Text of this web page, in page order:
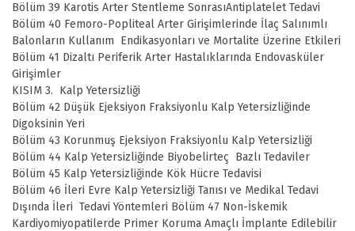
Bölüm 39 Karotis Arter Stentleme SonrasıAntiplatelet Tedavi
Bölüm 40 Femoro-Popliteal Arter Girişimlerinde İlaç Salınımlı
Balonların Kullanım Endikasyonları ve Mortalite Üzerine Etkileri
Bölüm 41 Dizaltı Periferik Arter Hastalıklarında Endovasküler
Girişimler
KISIM 3. Kalp Yetersizliği
Bölüm 42 Düşük Ejeksiyon Fraksiyonlu Kalp Yetersizliğinde
Digoksinin Yeri
Bölüm 43 Korunmuş Ejeksiyon Fraksiyonlu Kalp Yetersizliği
Bölüm 44 Kalp Yetersizliğinde Biyobelirteç Bazlı Tedaviler
Bölüm 45 Kalp Yetersizliğinde Kök Hücre Tedavisi
Bölüm 46 İleri Evre Kalp Yetersizliği Tanısı ve Medikal Tedavi
Dışında İleri Tedavi Yöntemleri Bölüm 47 Non-İskemik
Kardiyomiyopatilerde Primer Koruma Amaçlı İmplante Edilebilir